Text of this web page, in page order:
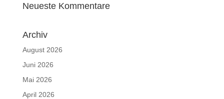
Neueste Kommentare
Archiv
August 2026
Juni 2026
Mai 2026
April 2026